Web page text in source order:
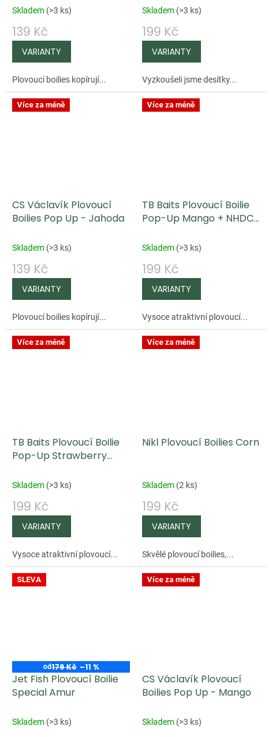
Skladem (>3 ks)
139 Kč
Plovoucí boilies kopírují...
Skladem (>3 ks)
199 Kč
Vyzkoušeli jsme desítky...
Více za méně
CS Václavík Plovoucí
Boilies Pop Up - Jahoda
Skladem (>3 ks)
139 Kč
Plovoucí boilies kopírují...
Více za méně
TB Baits Plovoucí Boilie
Pop-Up Mango + NHDC
Skladem (>3 ks)
199 Kč
Vysoce atraktivní plovoucí...
Více za méně
TB Baits Plovoucí Boilie
Pop-Up Strawberry
Skladem (>3 ks)
199 Kč
Vysoce atraktivní plovoucí...
Více za méně
Nikl Plovoucí Boilies Corn
Skladem (2 ks)
199 Kč
Skvělé plovoucí boilies,...
SLEVA
od179 Kč –11 %
Jet Fish Plovoucí Boilie
Special Amur
Skladem (>3 ks)
Více za méně
CS Václavík Plovoucí
Boilies Pop Up - Mango
Skladem (>3 ks)